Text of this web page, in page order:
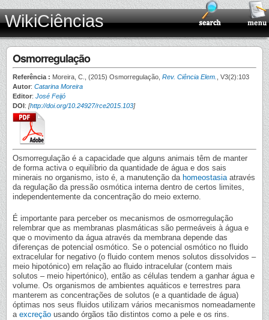
WikiCiências
Osmorregulação
Referência : Moreira, C., (2015) Osmorregulação, Rev. Ciência Elem.
, V3(2):103
Autor: Catarina Moreira
Editor: José Feijó
DOI: [http://doi.org/10.24927/rce2015.103]
Osmorregulação é a capacidade que alguns animais têm de manter
de forma activa o equilíbrio da quantidade de água e dos sais
minerais no organismo, isto é, a manutenção da homeostasiaatravés
da regulação da pressão osmótica interna dentro de certos limites,
independentemente da concentração do meio externo.
É importante para perceber os mecanismos de osmorregulação
relembrar que as membranas plasmáticas são permeáveis à água e
que o movimento da água através da membrana depende das
diferenças de potencial osmótico. Se o potencial osmótico no fluido
extracelular for negativo (o fluido contem menos solutos dissolvidos –
meio hipotónico) em relação ao fluido intracelular (contem mais
solutos – meio hipertónico), então as células tendem a ganhar água e
volume. Os organismos de ambientes aquáticos e terrestres para
manterem as concentrações de solutos (e a quantidade de água)
óptimas nos seus fluidos utilizam vários mecanismos nomeadamente
a excreção usando órgãos tão distintos como a pele e os rins.